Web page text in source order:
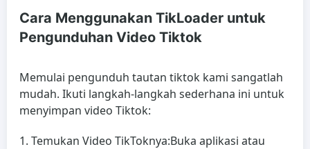
Cara Menggunakan TikLoader untuk
Pengunduhan Video Tiktok
Memulai pengunduh tautan tiktok kami sangatlah
mudah. Ikuti langkah-langkah sederhana ini untuk
menyimpan video Tiktok:
Temukan Video TikToknya:Buka aplikasi atau